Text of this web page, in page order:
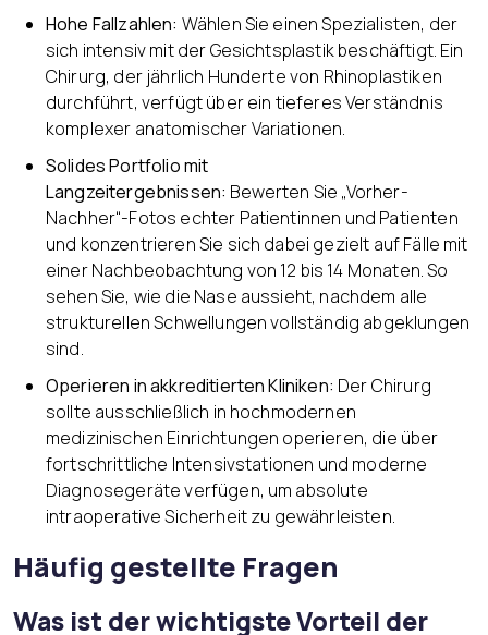
Hohe Fallzahlen: Wählen Sie einen Spezialisten, der
sich intensiv mit der Gesichtsplastik beschäftigt. Ein
Chirurg, der jährlich Hunderte von Rhinoplastiken
durchführt, verfügt über ein tieferes Verständnis
komplexer anatomischer Variationen.
Solides Portfolio mit
Langzeitergebnissen: Bewerten Sie „Vorher-
Nachher“-Fotos echter Patientinnen und Patienten
und konzentrieren Sie sich dabei gezielt auf Fälle mit
einer Nachbeobachtung von 12 bis 14 Monaten. So
sehen Sie, wie die Nase aussieht, nachdem alle
strukturellen Schwellungen vollständig abgeklungen
sind.
Operieren in akkreditierten Kliniken: Der Chirurg
sollte ausschließlich in hochmodernen
medizinischen Einrichtungen operieren, die über
fortschrittliche Intensivstationen und moderne
Diagnosegeräte verfügen, um absolute
intraoperative Sicherheit zu gewährleisten.
Häufig gestellte Fragen
Was ist der wichtigste Vorteil der